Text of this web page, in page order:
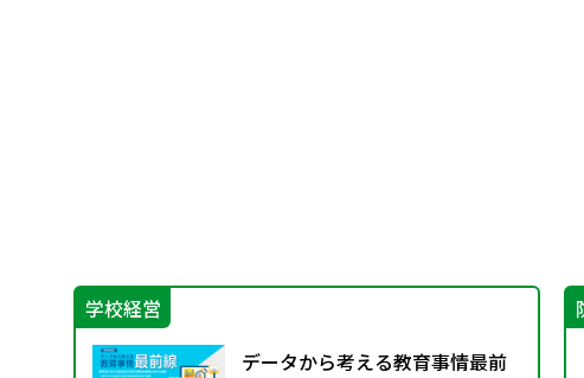
学校経営
データから考える教育事情最前